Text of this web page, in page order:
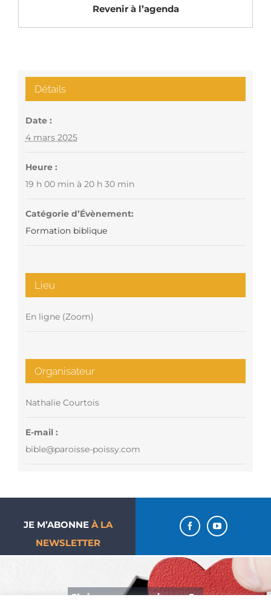
Revenir à l’agenda
Détails
Date :
4 mars 2025
Heure :
19 h 00 min à 20 h 30 min
Catégorie d’Évènement:
Formation biblique
Lieu
En ligne (Zoom)
Organisateur
Nathalie Courtois
E-mail :
bible@paroisse-poissy.com
JE M’ABONNE À LA
NEWSLETTER
J’aime ma paroisse… Je